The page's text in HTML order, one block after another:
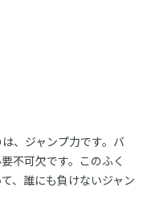
、ジャンプ力です。バ
不可欠です。このふく
、誰にも負けないジャン